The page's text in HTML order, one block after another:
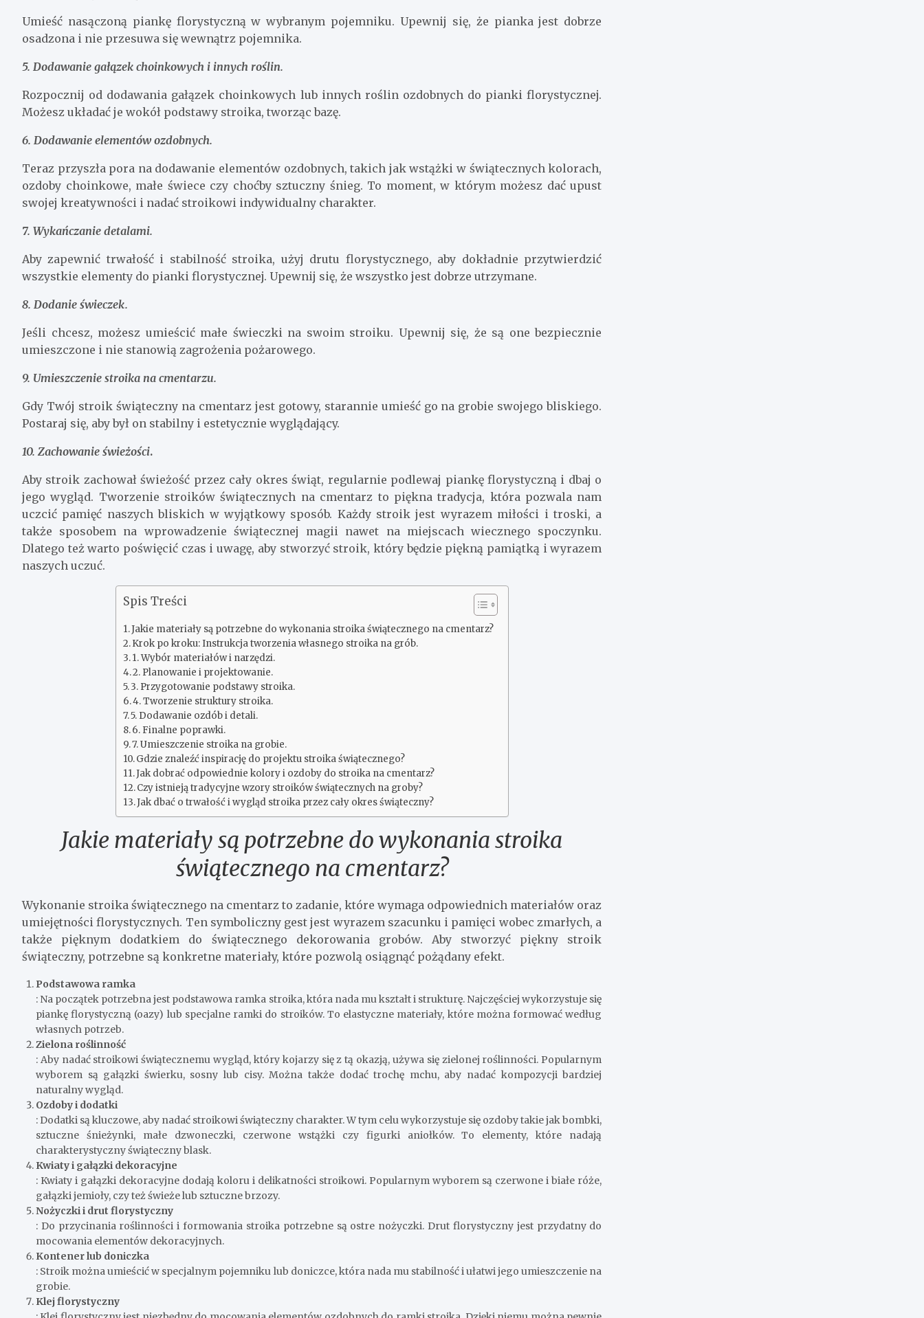
Umieść nasączoną piankę florystyczną w wybranym pojemniku. Upewnij się, że pianka jest dobrze
osadzona i nie przesuwa się wewnątrz pojemnika.
5. Dodawanie gałązek choinkowych i innych roślin.
Rozpocznij od dodawania gałązek choinkowych lub innych roślin ozdobnych do pianki florystycznej.
Możesz układać je wokół podstawy stroika, tworząc bazę.
6. Dodawanie elementów ozdobnych.
Teraz przyszła pora na dodawanie elementów ozdobnych, takich jak wstążki w świątecznych kolorach,
ozdoby choinkowe, małe świece czy choćby sztuczny śnieg. To moment, w którym możesz dać upust
swojej kreatywności i nadać stroikowi indywidualny charakter.
7. Wykańczanie detalami.
Aby zapewnić trwałość i stabilność stroika, użyj drutu florystycznego, aby dokładnie przytwierdzić
wszystkie elementy do pianki florystycznej. Upewnij się, że wszystko jest dobrze utrzymane.
8. Dodanie świeczek.
Jeśli chcesz, możesz umieścić małe świeczki na swoim stroiku. Upewnij się, że są one bezpiecznie
umieszczone i nie stanowią zagrożenia pożarowego.
9. Umieszczenie stroika na cmentarzu.
Gdy Twój stroik świąteczny na cmentarz jest gotowy, starannie umieść go na grobie swojego bliskiego.
Postaraj się, aby był on stabilny i estetycznie wyglądający.
10. Zachowanie świeżości.
Aby stroik zachował świeżość przez cały okres świąt, regularnie podlewaj piankę florystyczną i dbaj o
jego wygląd. Tworzenie stroików świątecznych na cmentarz to piękna tradycja, która pozwala nam
uczcić pamięć naszych bliskich w wyjątkowy sposób. Każdy stroik jest wyrazem miłości i troski, a
także sposobem na wprowadzenie świątecznej magii nawet na miejscach wiecznego spoczynku.
Dlatego też warto poświęcić czas i uwagę, aby stworzyć stroik, który będzie piękną pamiątką i wyrazem
naszych uczuć.
Spis Treści
Jakie materiały są potrzebne do wykonania stroika świątecznego na cmentarz?
Krok po kroku: Instrukcja tworzenia własnego stroika na grób.
1. Wybór materiałów i narzędzi.
2. Planowanie i projektowanie.
3. Przygotowanie podstawy stroika.
4. Tworzenie struktury stroika.
5. Dodawanie ozdób i detali.
6. Finalne poprawki.
7. Umieszczenie stroika na grobie.
Gdzie znaleźć inspirację do projektu stroika świątecznego?
Jak dobrać odpowiednie kolory i ozdoby do stroika na cmentarz?
Czy istnieją tradycyjne wzory stroików świątecznych na groby?
Jak dbać o trwałość i wygląd stroika przez cały okres świąteczny?
Jakie materiały są potrzebne do wykonania stroika
świątecznego na cmentarz?
Wykonanie stroika świątecznego na cmentarz to zadanie, które wymaga odpowiednich materiałów oraz
umiejętności florystycznych. Ten symboliczny gest jest wyrazem szacunku i pamięci wobec zmarłych, a
także pięknym dodatkiem do świątecznego dekorowania grobów. Aby stworzyć piękny stroik
świąteczny, potrzebne są konkretne materiały, które pozwolą osiągnąć pożądany efekt.
Podstawowa ramka
: Na początek potrzebna jest podstawowa ramka stroika, która nada mu kształt i strukturę. Najczęściej wykorzystuje się
piankę florystyczną (oazy) lub specjalne ramki do stroików. To elastyczne materiały, które można formować według
własnych potrzeb.
Zielona roślinność
: Aby nadać stroikowi świątecznemu wygląd, który kojarzy się z tą okazją, używa się zielonej roślinności. Popularnym
wyborem są gałązki świerku, sosny lub cisy. Można także dodać trochę mchu, aby nadać kompozycji bardziej
naturalny wygląd.
Ozdoby i dodatki
: Dodatki są kluczowe, aby nadać stroikowi świąteczny charakter. W tym celu wykorzystuje się ozdoby takie jak bombki,
sztuczne śnieżynki, małe dzwoneczki, czerwone wstążki czy figurki aniołków. To elementy, które nadają
charakterystyczny świąteczny blask.
Kwiaty i gałązki dekoracyjne
: Kwiaty i gałązki dekoracyjne dodają koloru i delikatności stroikowi. Popularnym wyborem są czerwone i białe róże,
gałązki jemioły, czy też świeże lub sztuczne brzozy.
Nożyczki i drut florystyczny
: Do przycinania roślinności i formowania stroika potrzebne są ostre nożyczki. Drut florystyczny jest przydatny do
mocowania elementów dekoracyjnych.
Kontener lub doniczka
: Stroik można umieścić w specjalnym pojemniku lub doniczce, która nada mu stabilność i ułatwi jego umieszczenie na
grobie.
Klej florystyczny